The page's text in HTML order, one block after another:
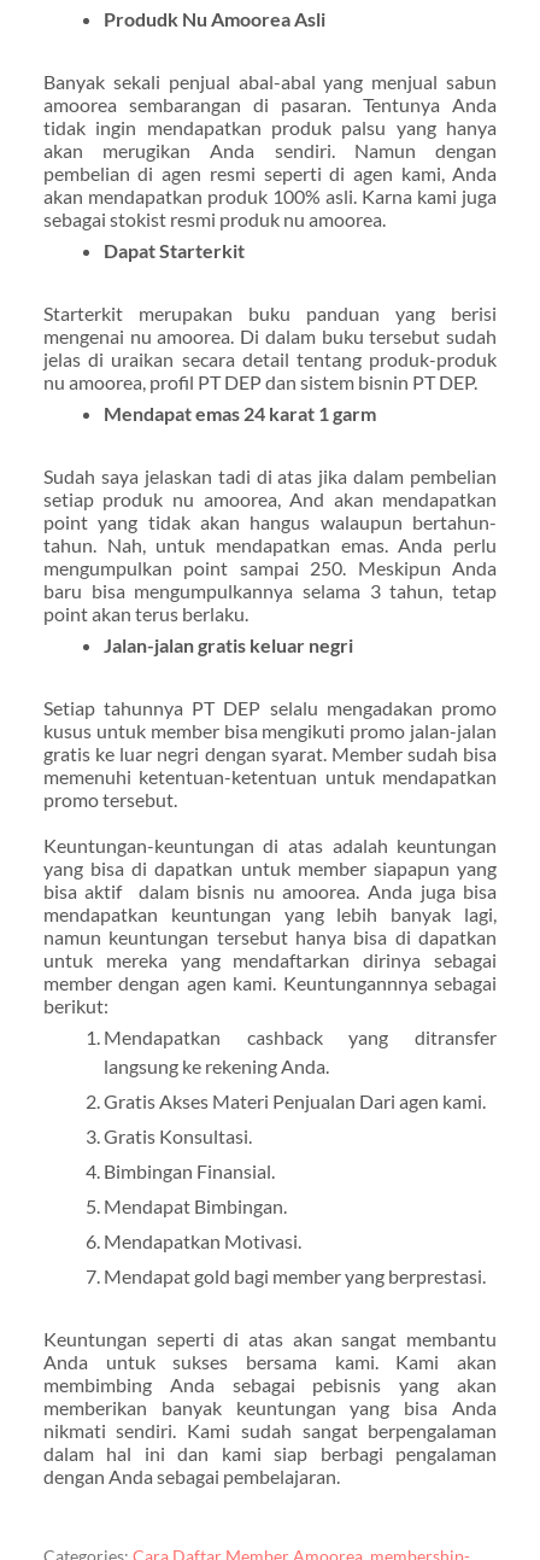
Produdk Nu Amoorea Asli
Banyak sekali penjual abal-abal yang menjual sabun
amoorea sembarangan di pasaran. Tentunya Anda
tidak ingin mendapatkan produk palsu yang hanya
akan merugikan Anda sendiri. Namun dengan
pembelian di agen resmi seperti di agen kami, Anda
akan mendapatkan produk 100% asli. Karna kami juga
sebagai stokist resmi produk nu amoorea.
Dapat Starterkit
Starterkit merupakan buku panduan yang berisi
mengenai nu amoorea. Di dalam buku tersebut sudah
jelas di uraikan secara detail tentang produk-produk
nu amoorea, profil PT DEP dan sistem bisnin PT DEP.
Mendapat emas 24 karat 1 garm
Sudah saya jelaskan tadi di atas jika dalam pembelian
setiap produk nu amoorea, And akan mendapatkan
point yang tidak akan hangus walaupun bertahun-
tahun. Nah, untuk mendapatkan emas. Anda perlu
mengumpulkan point sampai 250. Meskipun Anda
baru bisa mengumpulkannya selama 3 tahun, tetap
point akan terus berlaku.
Jalan-jalan gratis keluar negri
Setiap tahunnya PT DEP selalu mengadakan promo
kusus untuk member bisa mengikuti promo jalan-jalan
gratis ke luar negri dengan syarat. Member sudah bisa
memenuhi ketentuan-ketentuan untuk mendapatkan
promo tersebut.
Keuntungan-keuntungan di atas adalah keuntungan
yang bisa di dapatkan untuk member siapapun yang
bisa aktif dalam bisnis nu amoorea. Anda juga bisa
mendapatkan keuntungan yang lebih banyak lagi,
namun keuntungan tersebut hanya bisa di dapatkan
untuk mereka yang mendaftarkan dirinya sebagai
member dengan agen kami. Keuntungannnya sebagai
berikut:
Mendapatkan cashback yang ditransfer
langsung ke rekening Anda.
Gratis Akses Materi Penjualan Dari agen kami.
Gratis Konsultasi.
Bimbingan Finansial.
Mendapat Bimbingan.
Mendapatkan Motivasi.
Mendapat gold bagi member yang berprestasi.
Keuntungan seperti di atas akan sangat membantu
Anda untuk sukses bersama kami. Kami akan
membimbing Anda sebagai pebisnis yang akan
memberikan banyak keuntungan yang bisa Anda
nikmati sendiri. Kami sudah sangat berpengalaman
dalam hal ini dan kami siap berbagi pengalaman
dengan Anda sebagai pembelajaran.